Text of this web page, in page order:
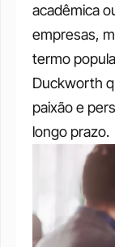
acadêmica
empresas,
termo
Duckworth
paixão e
longo prazo.